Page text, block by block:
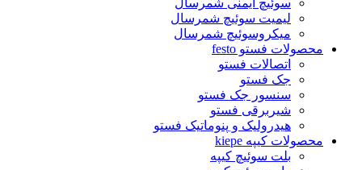
سوئیچ ایمنی شمرسال
لیمیت سوئیچ شمرسال
میکروسوئیچ شمرسال
محصولات فستو festo
اتصالات فستو
جک فستو
سنسور جک فستو
شیربرقی فستو
هیدرولیک و پنوماتیک فستو
محصولات کیپه kiepe
بلت سوئیچ کیپه